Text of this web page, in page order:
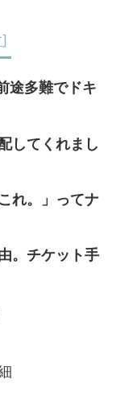
]
途多難でドキ
してくれまし
れ。」ってナ
。チケット手